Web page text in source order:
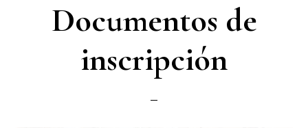
Documentos de
inscripción